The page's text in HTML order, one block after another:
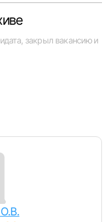
закрыл вакансию и